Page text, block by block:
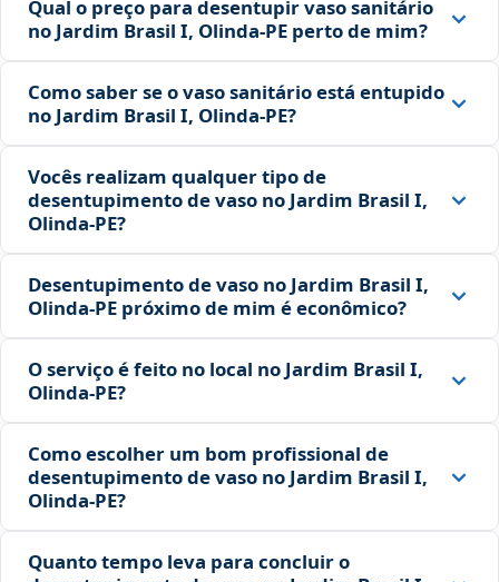
Qual o preço para desentupir vaso sanitário
no Jardim Brasil I, Olinda‑PE perto de mim?
Como saber se o vaso sanitário está entupido
no Jardim Brasil I, Olinda‑PE?
Vocês realizam qualquer tipo de
desentupimento de vaso no Jardim Brasil I,
Olinda‑PE?
Desentupimento de vaso no Jardim Brasil I,
Olinda‑PE próximo de mim é econômico?
O serviço é feito no local no Jardim Brasil I,
Olinda‑PE?
Como escolher um bom profissional de
desentupimento de vaso no Jardim Brasil I,
Olinda‑PE?
Quanto tempo leva para concluir o